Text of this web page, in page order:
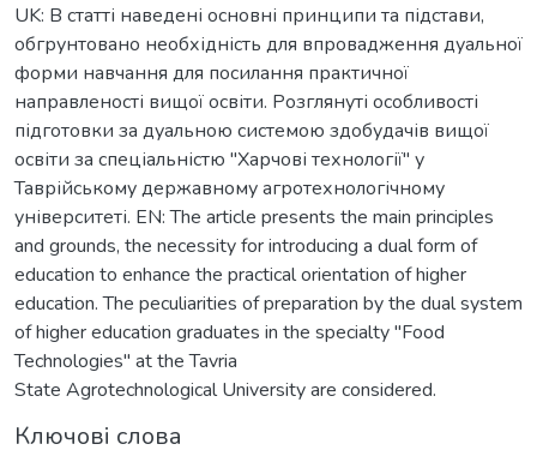
UK: В статті наведені основні принципи та підстави,
обгрунтовано необхідність для впровадження дуальної
форми навчання для посилання практичної
направленості вищої освіти. Розглянуті особливості
підготовки за дуальною системою здобудачів вищої
освіти за спеціальністю "Харчові технології" у
Таврійському державному агротехнологічному
університеті. EN: The article presents the main principles
and grounds, the necessity for introducing a dual form of
education to enhance the practical orientation of higher
education. The peculiarities of preparation by the dual system
of higher education graduates in the specialty "Food
Technologies" at the Tavria
State Agrotechnological University are considered.
Ключові слова